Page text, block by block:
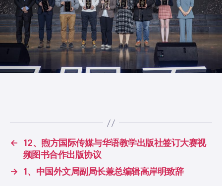
←
12、煦方国际传媒与华语教学出版社签订大赛视
频图书合作出版协议
→
1、中国外文局副局长兼总编辑高岸明致辞